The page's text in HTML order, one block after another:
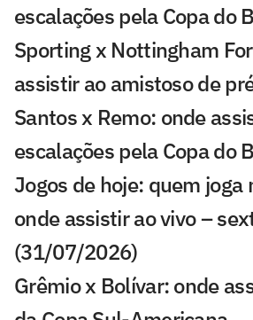
escalações pela Copa do
Sporting x Nottingham
assistir ao amistoso de
Santos x Remo: onde
escalações pela Copa do
Jogos de hoje: quem joga
onde assistir ao vivo –
(31/07/2026)
Grêmio x Bolívar: onde